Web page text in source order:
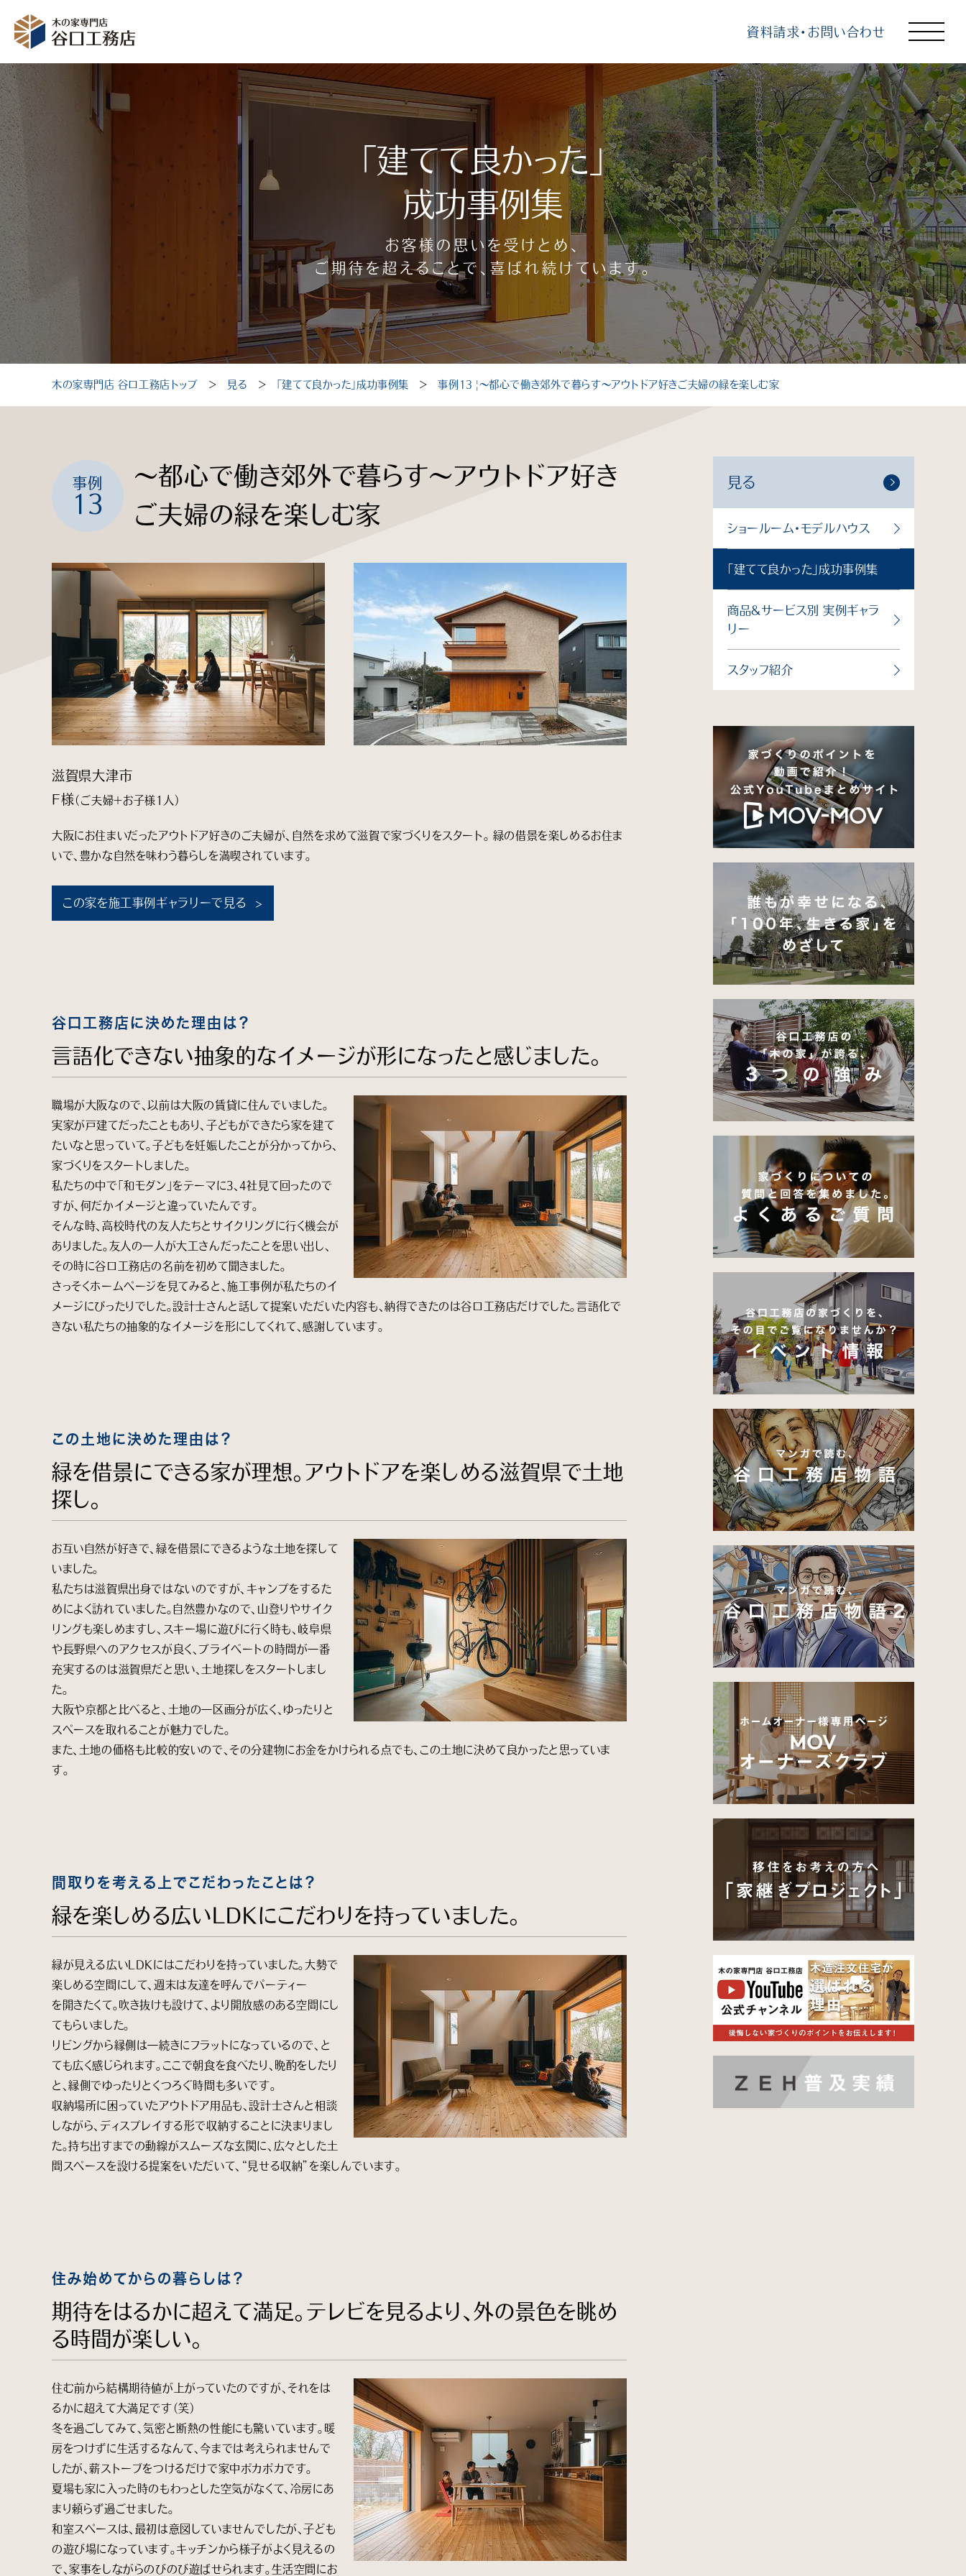
資料請求・お問い合わせ
資料請求・お問い合わせ
無料相談会
受付時間：10～18時（定休日：毎週水曜、毎月第3火曜）
トップ
選ばれる理由
知る
見る
学ぶ
企業情報
よくあるご質問
個人情報保護方針サイトマップ
「建てて良かった」
成功事例集
お客様の思いを受けとめ、
ご期待を超えることで、喜ばれ続けています。
木の家専門店 谷口工務店トップ ＞ 見る ＞ 「建てて良かった」成功事例集 ＞事例13 |〜都心で働き郊外で暮らす〜アウトドア好きご夫婦の緑を楽しむ家
事例
13
〜都心で働き郊外で暮らす〜アウトドア好き
ご夫婦の緑を楽しむ家
滋賀県大津市
F様（ご夫婦＋お子様1人）
大阪にお住まいだったアウトドア好きのご夫婦が、自然を求めて滋賀で家づくりをスタート。 緑の借景を楽しめるお住ま
いで、豊かな自然を味わう暮らしを満喫されています。
この家を施工事例ギャラリーで見る
谷口工務店に決めた理由は？
言語化できない抽象的なイメージが形になったと感じました。
職場が大阪なので、以前は大阪の賃貸に住んでいました。
実家が戸建てだったこともあり、子どもができたら家を建て
たいなと思っていて。子どもを妊娠したことが分かってから、
家づくりをスタートしました。
私たちの中で「和モダン」をテーマに3、4社見て回ったので
すが、何だかイメージと違っていたんです。
そんな時、高校時代の友人たちとサイクリングに行く機会が
ありました。友人の一人が大工さんだったことを思い出し、
その時に谷口工務店の名前を初めて聞きました。
さっそくホームページを見てみると、施工事例が私たちのイ
メージにぴったりでした。設計士さんと話して提案いただいた内容も、納得できたのは谷口工務店だけでした。言語化で
きない私たちの抽象的なイメージを形にしてくれて、感謝しています。
この土地に決めた理由は？
緑を借景にできる家が理想。アウトドアを楽しめる滋賀県で土地
探し。
お互い自然が好きで、緑を借景にできるような土地を探して
いました。
私たちは滋賀県出身ではないのですが、キャンプをするた
めによく訪れていました。自然豊かなので、山登りやサイク
リングも楽しめますし、スキー場に遊びに行く時も、岐阜県
や長野県へのアクセスが良く、プライベートの時間が一番
充実するのは滋賀県だと思い、土地探しをスタートしまし
た。
大阪や京都と比べると、土地の一区画分が広く、ゆったりと
スペースを取れることが魅力でした。
また、土地の価格も比較的安いので、その分建物にお金をかけられる点でも、この土地に決めて良かったと思っていま
す。
間取りを考える上でこだわったことは？
緑を楽しめる広いLDKにこだわりを持っていました。
緑が見える広いLDKにはこだわりを持っていました。大勢で
楽しめる空間にして、週末は友達を呼んでパーティー
を開きたくて。吹き抜けも設けて、より開放感のある空間にし
てもらいました。
リビングから縁側は一続きにフラットになっているので、と
ても広く感じられます。ここで朝食を食べたり、晩酌をしたり
と、縁側でゆったりとくつろぐ時間も多いです。
収納場所に困っていたアウトドア用品も、設計士さんと相談
しながら、ディスプレイする形で収納することに決まりまし
た。持ち出すまでの動線がスムーズな玄関に、広々とした土
間スペースを設ける提案をいただいて、“見せる収納”を楽しんでいます。
住み始めてからの暮らしは？
期待をはるかに超えて満足。テレビを見るより、外の景色を眺め
る時間が楽しい。
住む前から結構期待値が上がっていたのですが、それをは
るかに超えて大満足です（笑）
冬を過ごしてみて、気密と断熱の性能にも驚いています。暖
房をつけずに生活するなんて、今までは考えられませんで
したが、薪ストーブをつけるだけで家中ポカポカです。
夏場も家に入った時のもわっとした空気がなくて、冷房にあ
まり頼らず過ごせました。
和室スペースは、最初は意図していませんでしたが、子ども
の遊び場になっています。キッチンから様子がよく見えるの
で、家事をしながらのびのび遊ばせられます。生活空間にお
見る
ショールーム・モデルハウス
「建てて良かった」成功事例集
商品＆サービス別 実例ギャラ
リー
スタッフ紹介